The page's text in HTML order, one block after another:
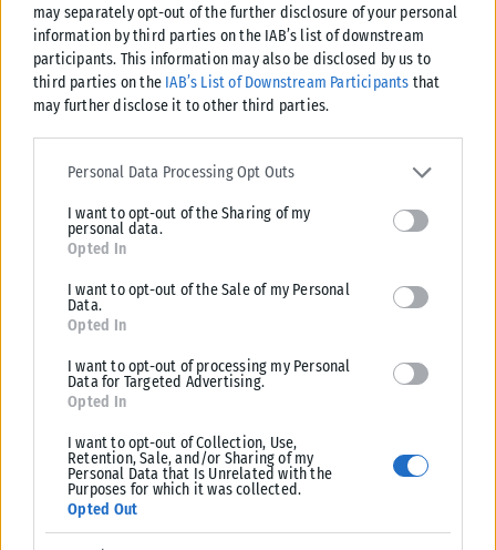
may separately opt-out of the further disclosure of your personal
information by third parties on the IAB’s list of downstream
participants. This information may also be disclosed by us to
third parties on the IAB’s List of Downstream Participants that
may further disclose it to other third parties.
Please note that this website/app uses one or more Google
services and may gather and store information including but not
deny consent to Google and its third-party tags to use your data
for below specified purposes in below Google consent section.
Personal Data Processing Opt Outs
I want to opt-out of the Sharing of my
personal data.
Opted In
I want to opt-out of the Sale of my Personal
Data.
Opted In
I want to opt-out of processing my Personal
Data for Targeted Advertising.
Opted In
I want to opt-out of Collection, Use,
Retention, Sale, and/or Sharing of my
Personal Data that Is Unrelated with the
Purposes for which it was collected.
Opted Out
Υπουργείο Κλιματικής Κρίσης: Ενέργειες για την κρατική
αρωγή προς τους πυρόπληκτους
Σε εξέλιξη βρίσκονται οι διαδικασίες κρατικής αρωγής για τις περιοχές